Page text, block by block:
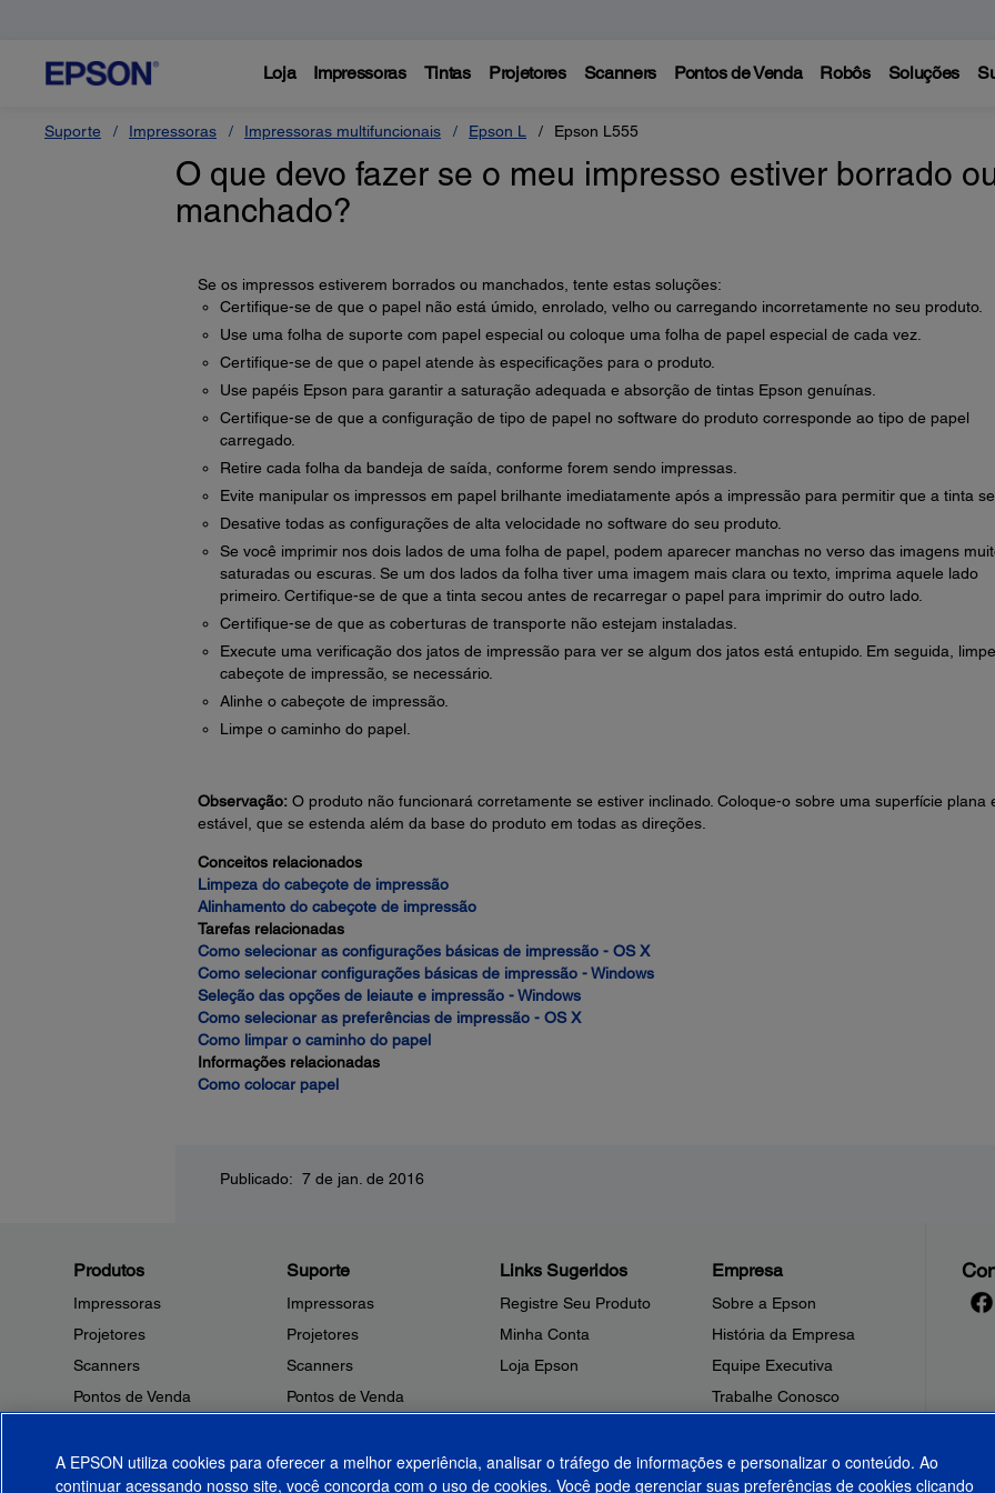
Loja Impressoras Tintas Projetores Scanners Pontos de Venda Robôs Soluções
Suporte Impressoras Impressoras multifuncionais Epson L Epson L555
O que devo fazer se o meu impresso estiver borrado
manchado?
Se os impressos estiverem borrados ou manchados, tente estas soluções:
Certifique-se de que o papel não está úmido, enrolado, velho ou carregando incorretamente no seu produto.
Use uma folha de suporte com papel especial ou coloque uma folha de papel especial de cada vez.
Certifique-se de que o papel atende às especificações para o produto.
Use papéis Epson para garantir a saturação adequada e absorção de tintas Epson genuínas.
Certifique-se de que a configuração de tipo de papel no software do produto corresponde ao tipo de papel
carregado.
Retire cada folha da bandeja de saída, conforme forem sendo impressas.
Evite manipular os impressos em papel brilhante imediatamente após a impressão para permitir que a tinta
Desative todas as configurações de alta velocidade no software do seu produto.
Se você imprimir nos dois lados de uma folha de papel, podem aparecer manchas no verso das imagens
saturadas ou escuras. Se um dos lados da folha tiver uma imagem mais clara ou texto, imprima aquele lado
primeiro. Certifique-se de que a tinta secou antes de recarregar o papel para imprimir do outro lado.
Certifique-se de que as coberturas de transporte não estejam instaladas.
Execute uma verificação dos jatos de impressão para ver se algum dos jatos está entupido. Em seguida,
cabeçote de impressão, se necessário.
Alinhe o cabeçote de impressão.
Limpe o caminho do papel.
Observação:O produto não funcionará corretamente se estiver inclinado. Coloque-o sobre uma superfície plana
estável, que se estenda além da base do produto em todas as direções.
Conceitos relacionados
Limpeza do cabeçote de impressão
Alinhamento do cabeçote de impressão
Tarefas relacionadas
Como selecionar as configurações básicas de impressão - OS X
Como selecionar configurações básicas de impressão - Windows
Seleção das opções de leiaute e impressão - Windows
Como selecionar as preferências de impressão - OS X
Como limpar o caminho do papel
Informações relacionadas
Como colocar papel
Publicado: 7 de jan. de 2016
Produtos
Impressoras
Projetores
Scanners
Pontos de Venda
Microdispositivos
Suporte
Impressoras
Projetores
Scanners
Pontos de Venda
Outros Produtos
Links Sugeridos
Registre Seu Produto
Minha Conta
Loja Epson
Empresa
Sobre a Epson
História da Empresa
Equipe Executiva
Trabalhe Conosco
Fale Conosco
A EPSON utiliza cookies para oferecer a melhor experiência, analisar o tráfego de informações e personalizar o conteúdo. Ao
continuar acessando nosso site, você concorda com o uso de cookies. Você pode gerenciar suas preferências de cookies clicando